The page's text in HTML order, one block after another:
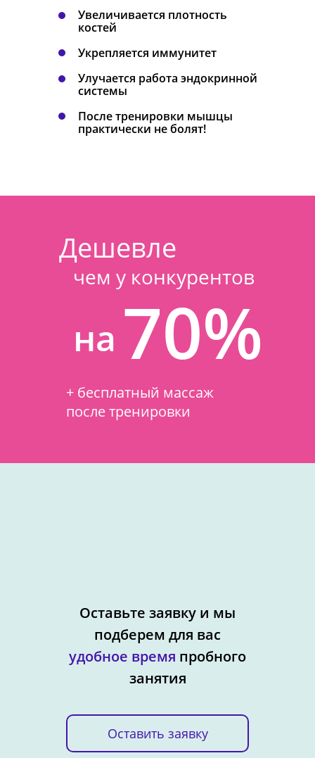
Увеличивается плотность
костей
Укрепляется иммунитет
Улучается работа эндокринной
системы
После тренировки мышцы
практически не болят!
Дешевле
чем у конкурентов
на 70%
+ бесплатный массаж
после тренировки
Оставьте заявку и мы
подберем для вас
удобное время пробного
занятия
Оставить заявку